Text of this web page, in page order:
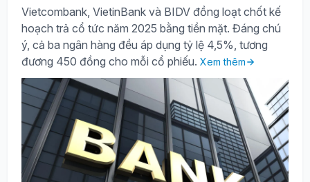
Vietcombank, VietinBank và BIDV đồng loạt chốt kế
hoạch trả cổ tức năm 2025 bằng tiền mặt. Đáng chú
ý, cả ba ngân hàng đều áp dụng tỷ lệ 4,5%, tương
đương 450 đồng cho mỗi cổ phiếu. Xem thêm